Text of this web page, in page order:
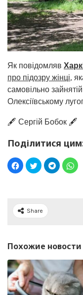
Як повідомляв
про підозру жінці,
самовільно
Олексіївському
🖋️ Сергій Бобок 🖋️
Поділитися
Share
Похожие новости